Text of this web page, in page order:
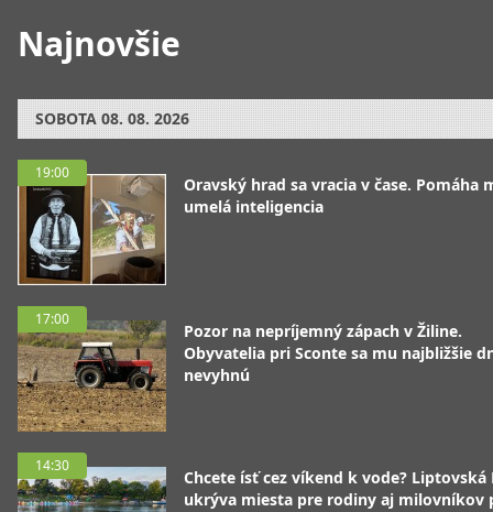
Najnovšie
SOBOTA 08. 08. 2026
19:00
Oravský hrad sa vracia v čase. Pomáha
umelá inteligencia
17:00
Pozor na nepríjemný zápach v Žiline.
Obyvatelia pri Sconte sa mu najbližšie
nevyhnú
14:30
Chcete ísť cez víkend k vode? Liptovská
ukrýva miesta pre rodiny aj milovníkov